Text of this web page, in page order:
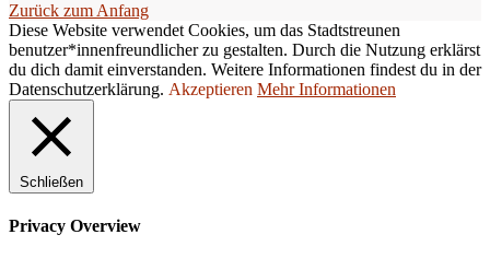
l
e
e
Zurück zum Anfang
Diese Website verwendet Cookies, um das Stadtstreunen
benutzer*innenfreundlicher zu gestalten. Durch die Nutzung erklärst
du dich damit einverstanden. Weitere Informationen findest du in der
Datenschutzerklärung. Akzeptieren Mehr Informationen
Schließen
Privacy Overview